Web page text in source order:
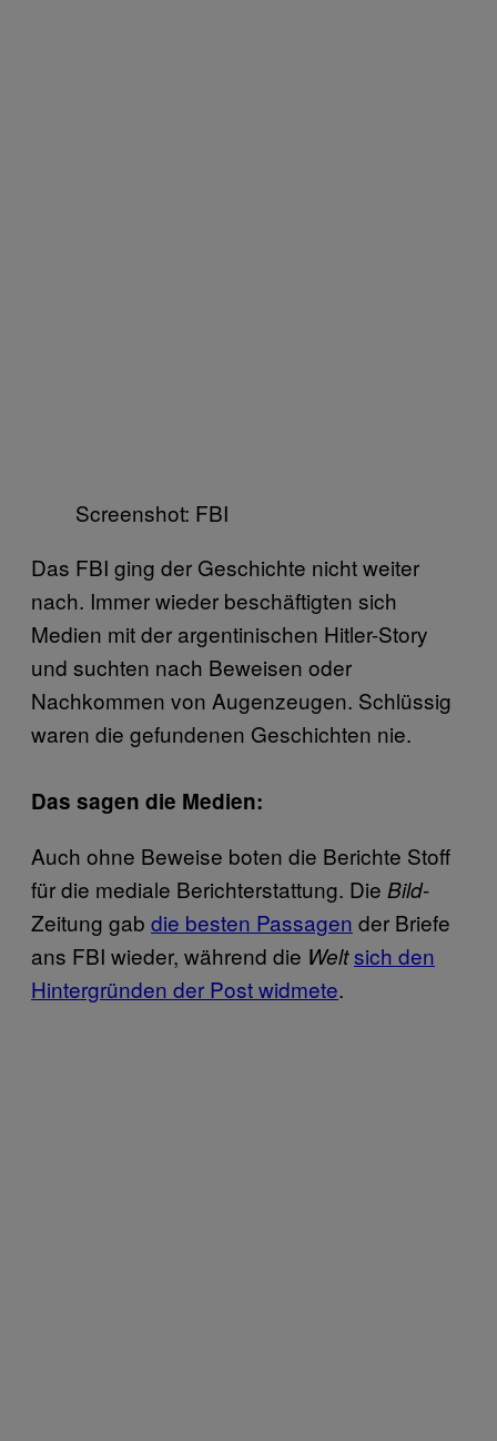
Screenshot: FBI
Das FBI ging der Geschichte nicht weiter
nach. Immer wieder beschäftigten sich
Medien mit der argentinischen Hitler-Story
und suchten nach Beweisen oder
Nachkommen von Augenzeugen. Schlüssig
waren die gefundenen Geschichten nie.
Das sagen die Medien:
Auch ohne Beweise boten die Berichte Stoff
für die mediale Berichterstattung. Die Bild-
Zeitung gab die besten Passagen der Briefe
ans FBI wieder, während die Weltsich den
Hintergründen der Post widmete.